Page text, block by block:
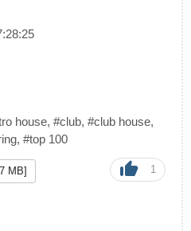
house, #club, #club house,
, #top 100
MB] 1